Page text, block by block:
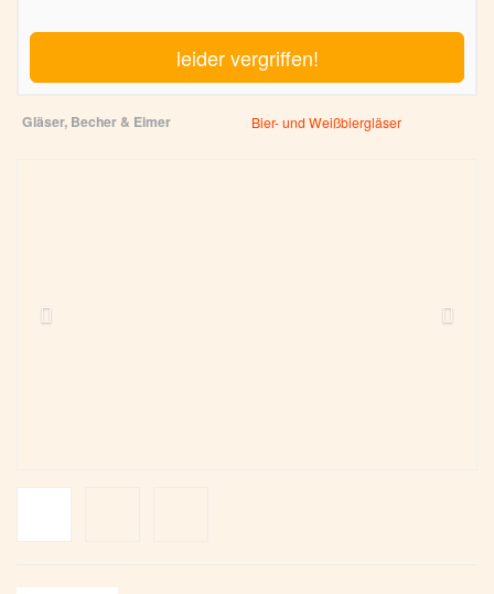
leider vergriffen!
Gläser, Becher & Eimer Bier- und Weißbiergläser